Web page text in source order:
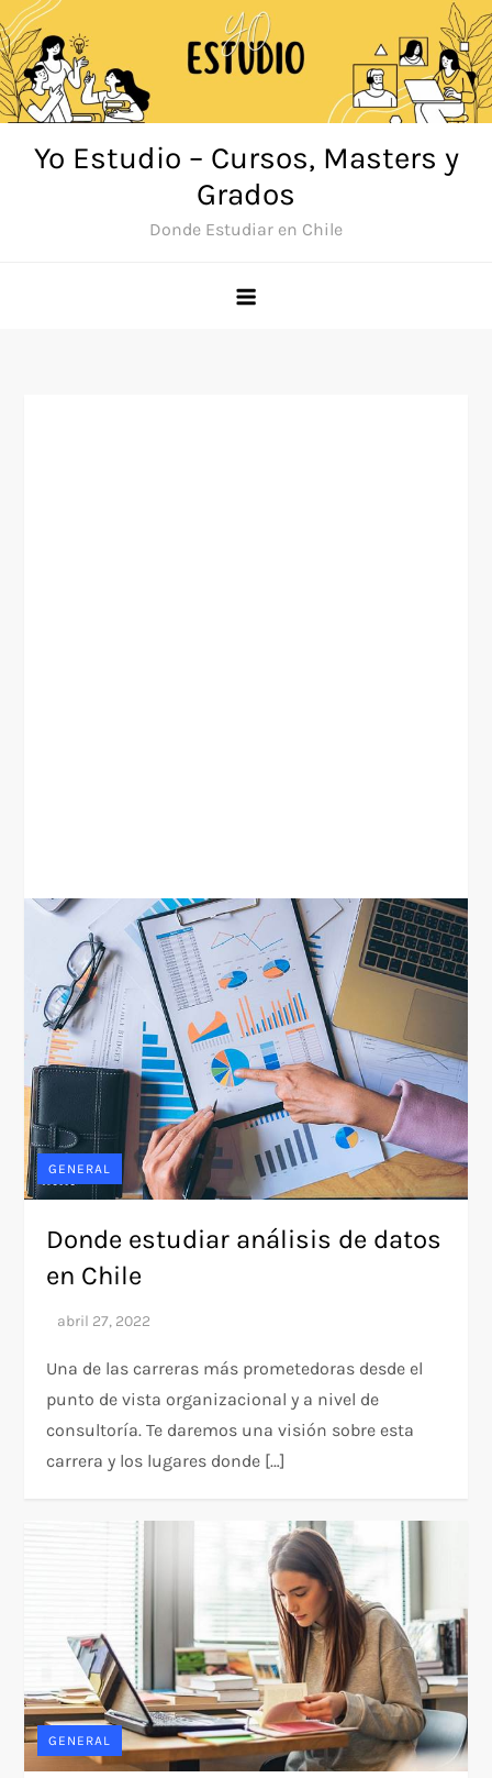
Saltar
al
contenido
Yo Estudio – Cursos, Masters y
Grados
Donde Estudiar en Chile
GENERAL
Donde estudiar análisis de datos
en Chile
Una de las carreras más prometedoras desde el
punto de vista organizacional y a nivel de
consultoría. Te daremos una visión sobre esta
carrera y los lugares donde […]
GENERAL